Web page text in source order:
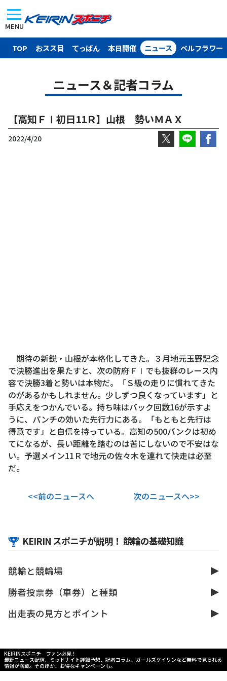
MENU
TOP おスス目 てっぱん 本日開催 ニュース ベルフラワー
ニュース＆記者コラム
【高知ＦⅠ初日11Ｒ】山根 勢いＭＡＸ
2022/4/20
期待の新鋭・山根が本格化してきた。３月地元玉野記念
で決勝進出を果たすと、次の防府ＦⅠでも抜群のレース内
容で決勝3着と勢いは本物だ。「Ｓ級の走りに慣れてきた
のがあるかもしれません。少しずつ良くなっています」と
手応えをつかんでいる。持ち味はバック回数16が示すよ
うに、パンチの効いた先行力にある。「もともと先行は
得意です」と自信を持っている。高知の500バンクは初め
てになるが、長い距離を踏むのは苦にしないので不安はな
い。予選メイン11Ｒで地元の佐々木を連れて快走は必至
だ。
<<前のニュースへ 次のニュースへ>>
KEIRIN スポニチが説明！ 競輪の基礎知識
競輪と競輪場
勝者投票券（車券）と種類
出走表の見方とポイント
KEIRINスポニチ ファン必見！
最新ニュース配信、ミッドナイト詳細予想、記者コラム、ガールズケイリンなど無料で見られる
情報が満載。そのほか、お得なキャンペーンも。